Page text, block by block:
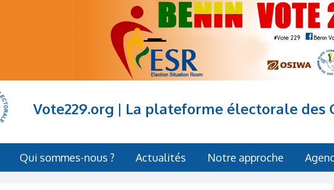
Vote229.org | La plateforme électorale des
Qui sommes-nous ? Actualités Notre approche